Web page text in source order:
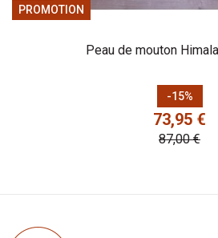
PROMOTION
Peau de mouton
-15%
Prix
73,95 €
Prix
87,00 €